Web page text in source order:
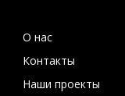
О нас
Контакты
Наши проекты